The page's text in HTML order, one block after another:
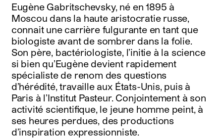
Eugène Gabritschevsky, né en 1895 à
Moscou dans la haute aristocratie russe,
connait une carrière fulgurante en tant que
biologiste avant de sombrer dans la folie.
Son père, bactériologiste, l’initie à la science
si bien qu’Eugène devient rapidement
spécialiste de renom des questions
d’hérédité, travaille aux États-Unis, puis à
Paris à l’Institut Pasteur. Conjointement à son
activité scientifique, le jeune homme peint, à
ses heures perdues, des productions
d’inspiration expressionniste.